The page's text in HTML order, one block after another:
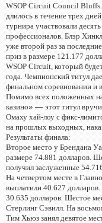
WSOP Circuit Council Bluffs.
длилось в течение трех
турнира участвовали
профессионалов. Блэр
уже второй раз за
приз в размере 121.177
WSOP Circuit, который
года. Чемпионский титул
финальном соревновании и
Помимо всех положенных
казино» — этот титул
Омаху хай-лоу с фикс-
на прошлых выходных,
Результаты финала:
Второе место у Брендана
размере 74.881 долларов.
получил заслуженные
На четвертом месте в
выплатили 40.627
30.635 долларов. Шестое
Стерлинг Сэвилл. На
Тим Хьюз занял девятое